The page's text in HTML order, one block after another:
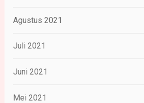
Agustus 2021
Juli 2021
Juni 2021
Mei 2021